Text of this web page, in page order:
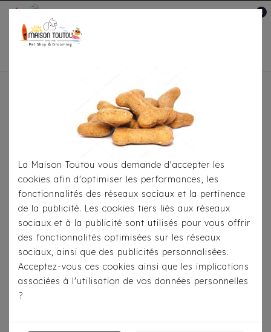
0
Accueil
Pour
Accessoires
Bandana Milk&Pepper -
Ethnique Jabali Noir/Ecru
La Maison Toutou vous demande d'accepter les
cookies afin d'optimiser les performances, les
fonctionnalités des réseaux sociaux et la pertinence
de la publicité. Les cookies tiers liés aux réseaux
sociaux et à la publicité sont utilisés pour vous offrir
des fonctionnalités optimisées sur les réseaux
sociaux, ainsi que des publicités personnalisées.
Acceptez-vous ces cookies ainsi que les implications
associées à l'utilisation de vos données personnelles
?